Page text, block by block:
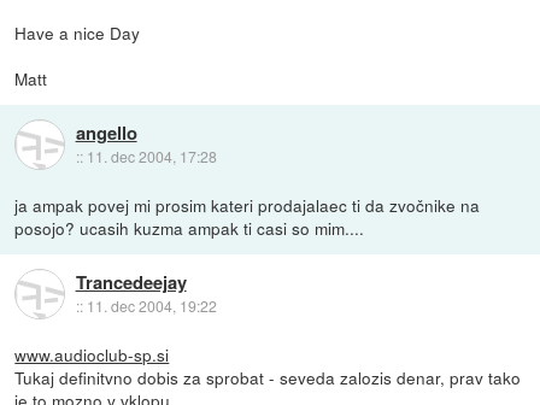
Have a nice Day
Matt
angello
:: 11. dec 2004, 17:28
ja ampak povej mi prosim kateri prodajalaec ti da zvočnike na
posojo? ucasih kuzma ampak ti casi so mim....
Trancedeejay
:: 11. dec 2004, 19:22
www.audioclub-sp.si
Tukaj definitvno dobis za sprobat - seveda zalozis denar, prav tako
je to mozno v vklopu.